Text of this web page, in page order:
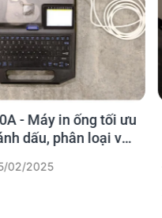
- Máy in ống tối ưu
dấu, phân loại và
02/2025